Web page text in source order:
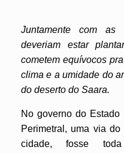
Juntamente com as
deveriam estar
cometem equívocos
clima e a umidade do
do deserto do Saara.
No governo do
Perimetral, uma via
cidade, fosse